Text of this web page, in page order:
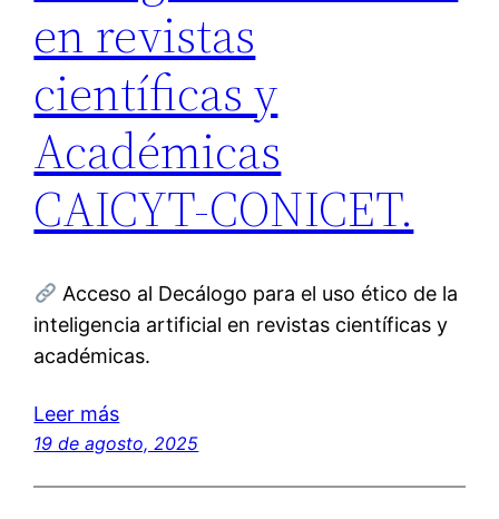
en revistas
científicas y
Académicas
CAICYT-CONICET.
Acceso al Decálogo para el uso ético de la
inteligencia artificial en revistas científicas y
académicas.
Leer más
19 de agosto, 2025